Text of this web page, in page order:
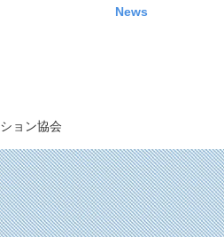
News
ョン協会